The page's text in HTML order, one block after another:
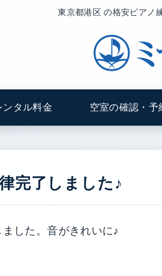
東京都港区 の格安ピアノ
ンタル料金 空室の確認・予
完了しました♪
した。音がきれいに♪